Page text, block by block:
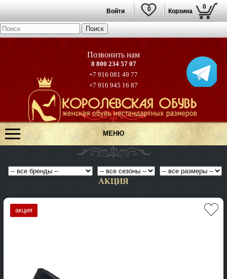
Корзина
0
0
Войти
8 800 234 57 07
+7 916 081 49 77
+7 916 945 16 87
МЕНЮ
АКЦИЯ